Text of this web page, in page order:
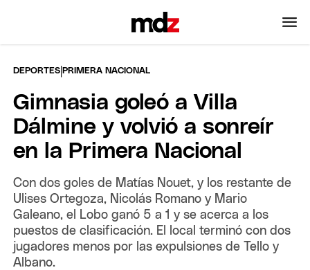
DEPORTES |PRIMERA NACIONAL
Gimnasia goleó a Villa
Dálmine y volvió a sonreír
en la Primera Nacional
Con dos goles de Matías Nouet, y los restante de
Ulises Ortegoza, Nicolás Romano y Mario
Galeano, el Lobo ganó 5 a 1 y se acerca a los
puestos de clasificación. El local terminó con dos
jugadores menos por las expulsiones de Tello y
Albano.